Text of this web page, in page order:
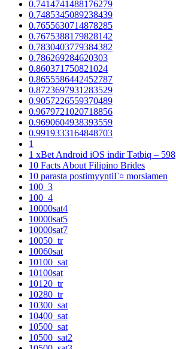
0.7414741488176279
0.7485345089238439
0.7655630714878285
0.7675388179828142
0.7830403779384382
0.786269284620303
0.860371750821024
0.8655586442452787
0.8723697931283529
0.9057226559370489
0.9679721020718856
0.9690604938393559
0.9919333164848703
1
1 xBet Android iOS indir Tətbiq – 598
10 Facts About Filipino Brides
10 parasta postimyyntiГ¤ morsiamen
100_3
100_4
10000sat4
10000sat5
10000sat7
10050_tr
10060sat
10100_sat
10100sat
10120_tr
10280_tr
10300_sat
10400_sat
10500_sat
10500_sat2